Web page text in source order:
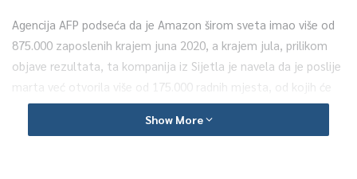
Agencija AFP podseća da je Amazon širom sveta imao više od
875.000 zaposlenih krajem juna 2020, a krajem jula, prilikom
objave rezultata, ta kompanija iz Sijetla je navela da je poslije
marta već otvorila više od 175.000 radnih mjesta, od kojih će
125.000 postati stalna.
Show More